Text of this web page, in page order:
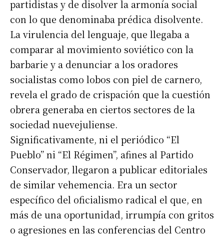
Suscribirme gratis
Dirección de correo electrónico*
Nombre
Apellidos
Número de teléfono
partidistas y de disolver la armonía social
con lo que denominaba prédica disolvente.
La virulencia del lenguaje, que llegaba a
comparar al movimiento soviético con la
barbarie y a denunciar a los oradores
socialistas como lobos con piel de carnero,
revela el grado de crispación que la cuestión
obrera generaba en ciertos sectores de la
sociedad nuevejuliense.
Significativamente, ni el periódico “El
Pueblo” ni “El Régimen”, afines al Partido
Conservador, llegaron a publicar editoriales
de similar vehemencia. Era un sector
específico del oficialismo radical el que, en
más de una oportunidad, irrumpía con gritos
o agresiones en las conferencias del Centro